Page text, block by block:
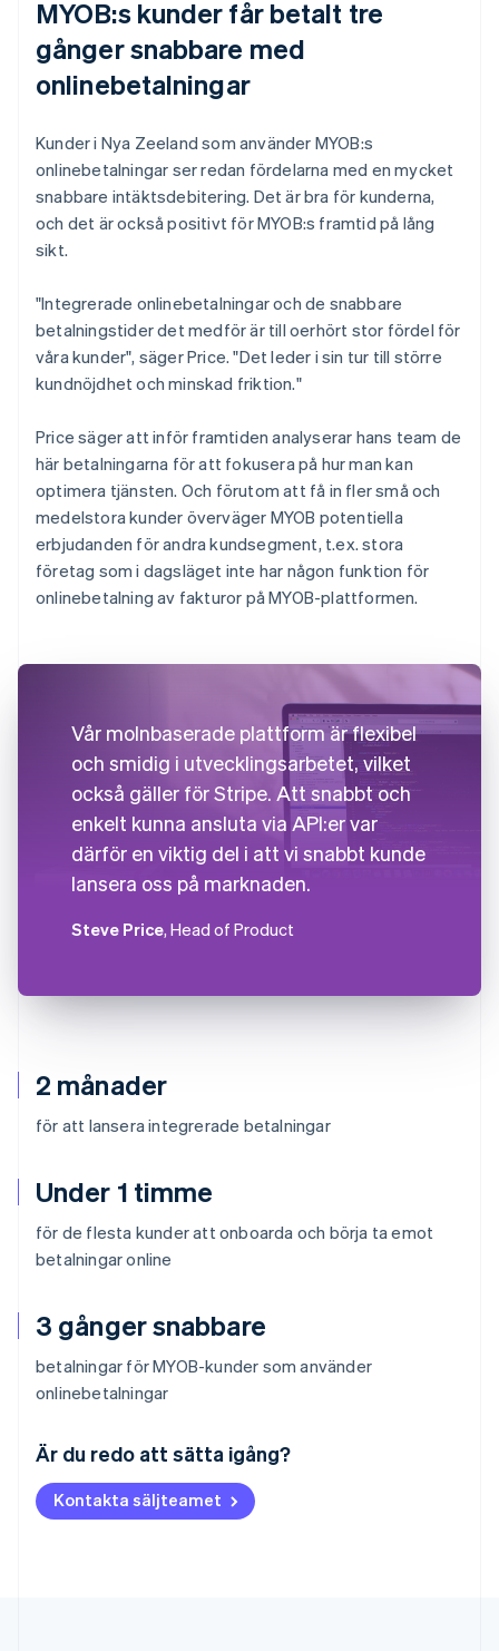
2 månader
för att lansera integrerade betalningar
Under 1 timme
för de flesta kunder att onboarda och börja ta emot
betalningar online
3 gånger snabbare
betalningar för MYOB-kunder som använder
onlinebetalningar
Är du redo att sätta igång?
Kontakta säljteamet
MYOB:s kunder får betalt tre
gånger snabbare med
onlinebetalningar
Kunder i Nya Zeeland som använder MYOB:s
onlinebetalningar ser redan fördelarna med en mycket
snabbare intäktsdebitering. Det är bra för kunderna,
och det är också positivt för MYOB:s framtid på lång
sikt.
"Integrerade onlinebetalningar och de snabbare
betalningstider det medför är till oerhört stor fördel för
våra kunder", säger Price. "Det leder i sin tur till större
kundnöjdhet och minskad friktion."
Price säger att inför framtiden analyserar hans team de
här betalningarna för att fokusera på hur man kan
optimera tjänsten. Och förutom att få in fler små och
medelstora kunder överväger MYOB potentiella
erbjudanden för andra kundsegment, t.ex. stora
företag som i dagsläget inte har någon funktion för
onlinebetalning av fakturor på MYOB-plattformen.
Vår molnbaserade plattform är flexibel
och smidig i utvecklingsarbetet, vilket
också gäller för Stripe. Att snabbt och
enkelt kunna ansluta via API:er var
därför en viktig del i att vi snabbt kunde
lansera oss på marknaden.
Steve Price, Head of Product
Belgien
NederlandsFrançaisDeutsch
Brasilien
PortuguêsEnglish